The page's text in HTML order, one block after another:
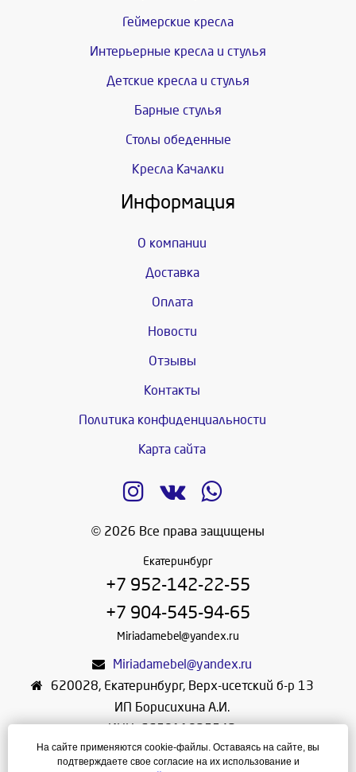
Геймерские кресла
Интерьерные кресла и стулья
Детские кресла и стулья
Барные стулья
Столы обеденные
Кресла Качалки
Информация
О компании
Доставка
Оплата
Новости
Отзывы
Контакты
Политика конфиденциальности
Карта сайта
© 2026 Все права защищены
Екатеринбург
+7 952-142-22-55
+7 904-545-94-65
Miriadamebel@yandex.ru
Miriadamebel@yandex.ru
620028, Екатеринбург, Верх-исетский б-р 13
ИП Борисихина А.И.
ИНН: 665811825542
ОГРНИП: 312665804600057
На сайте применяются cookie-файлы. Оставаясь на сайте, вы
подтверждаете свое согласие на их использование и